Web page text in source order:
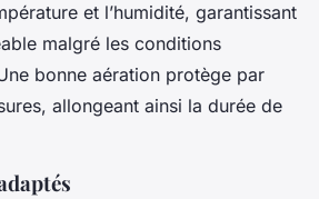
et l’humidité, garantissant
malgré les conditions
bonne aération protège par
allongeant ainsi la durée de